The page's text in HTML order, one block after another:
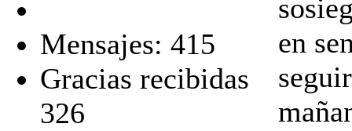
Mensajes: 415
Gracias recibidas
326
en